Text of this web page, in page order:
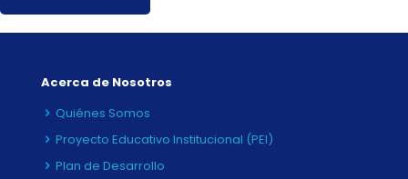
Acerca de Nosotros
Quiénes Somos
Proyecto Educativo Institucional (PEI)
Plan de Desarrollo